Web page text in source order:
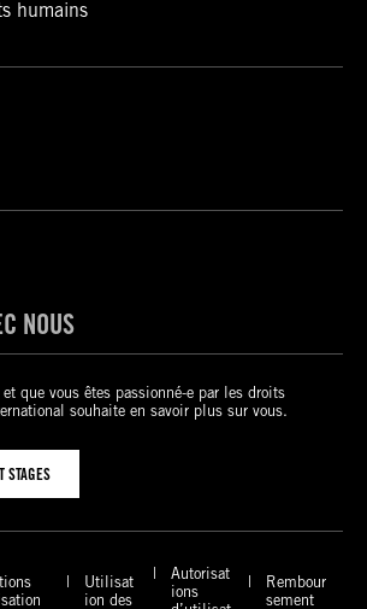
humains
NOUS
que vous êtes passionné-e par les droits
souhaite en savoir plus sur vous.
STAGES
Utilisat
ion des
Autorisat
ions
Rembour
sement